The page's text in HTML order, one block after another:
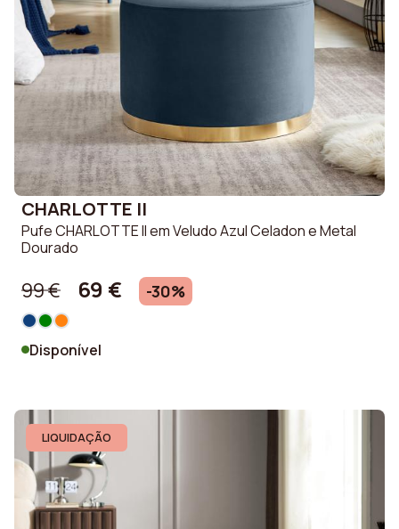
CHARLOTTE II
Pufe CHARLOTTE II em Veludo Azul Celadon e Metal
Dourado
99 € 69 € -30%
Disponível
LIQUIDAÇÃO